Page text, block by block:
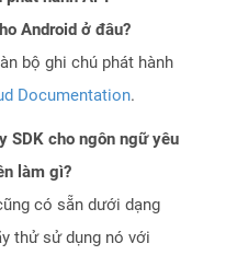
Android ở đâu?
bộ ghi chú phát hành
Documentation.
SDK cho ngôn ngữ yêu
làm gì?
có sẵn dưới dạng
thử sử dụng nó với